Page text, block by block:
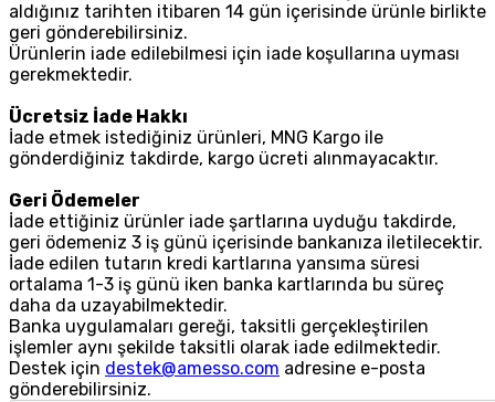
aldığınız tarihten itibaren 14 gün içerisinde ürünle birlikte
geri gönderebilirsiniz.
Ürünlerin iade edilebilmesi için iade koşullarına uyması
gerekmektedir.
Ücretsiz İade Hakkı
İade etmek istediğiniz ürünleri, MNG Kargo ile
gönderdiğiniz takdirde, kargo ücreti alınmayacaktır.
Geri Ödemeler
İade ettiğiniz ürünler iade şartlarına uyduğu takdirde,
geri ödemeniz 3 iş günü içerisinde bankanıza iletilecektir.
İade edilen tutarın kredi kartlarına yansıma süresi
ortalama 1-3 iş günü iken banka kartlarında bu süreç
daha da uzayabilmektedir.
Banka uygulamaları gereği, taksitli gerçekleştirilen
işlemler aynı şekilde taksitli olarak iade edilmektedir.
Destek için destek@amesso.com adresine e-posta
gönderebilirsiniz.